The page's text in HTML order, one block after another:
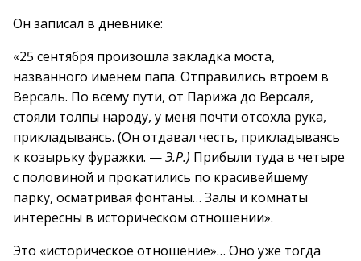
Он записал в дневнике:
«25 сентября произошла закладка моста,
названного именем папа. Отправились втроем в
Версаль. По всему пути, от Парижа до Версаля,
стояли толпы народу, у меня почти отсохла рука,
прикладываясь. (Он отдавал честь, прикладываясь
к козырьку фуражки. —Э.Р.) Прибыли туда в четыре
с половиной и прокатились по красивейшему
парку, осматривая фонтаны… Залы и комнаты
интересны в историческом отношении».
Это «историческое отношение»… Оно уже тогда